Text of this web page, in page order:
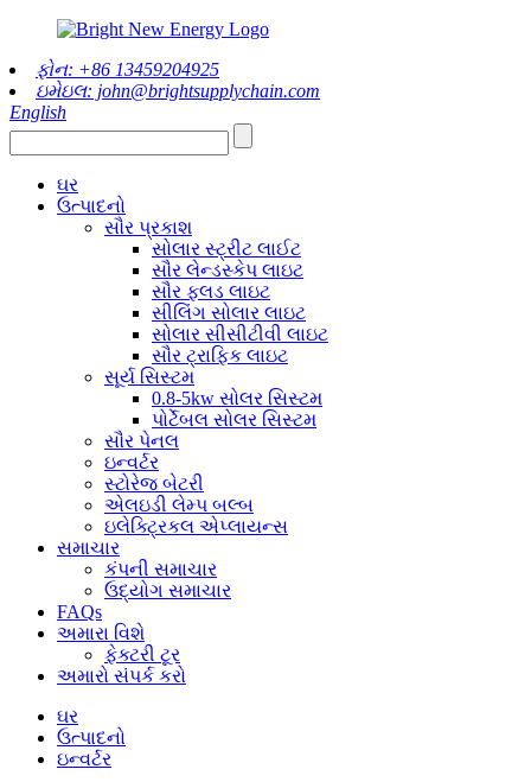
ફોન: +86 13459204925
ઇમેઇલ: john@brightsupplychain.com
English
ઘર
ઉત્પાદનો
સૌર પ્રકાશ
સોલાર સ્ટ્રીટ લાઈટ
સૌર લેન્ડસ્કેપ લાઇટ
સૌર ફ્લડ લાઇટ
સીલિંગ સોલાર લાઇટ
સોલાર સીસીટીવી લાઇટ
સૌર ટ્રાફિક લાઇટ
સૂર્ય સિસ્ટમ
0.8-5kw સોલર સિસ્ટમ
પોર્ટેબલ સોલર સિસ્ટમ
સૌર પેનલ
ઇન્વર્ટર
સ્ટોરેજ બેટરી
એલઇડી લેમ્પ બલ્બ
ઇલેક્ટ્રિકલ એપ્લાયન્સ
સમાચાર
કંપની સમાચાર
ઉદ્યોગ સમાચાર
FAQs
અમારા વિશે
ફેક્ટરી ટૂર
અમારો સંપર્ક કરો
ઘર
ઉત્પાદનો
ઇન્વર્ટર